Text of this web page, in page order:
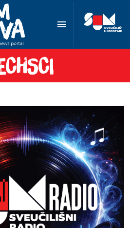
nagodbu: YouTube isplatit će
blokade kanala